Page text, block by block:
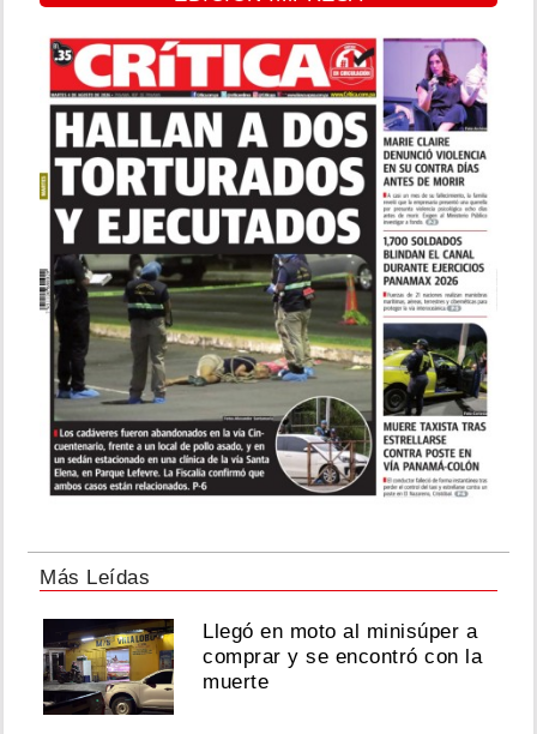
Más Leídas
Llegó en moto al minisúper a
comprar y se encontró con la
muerte